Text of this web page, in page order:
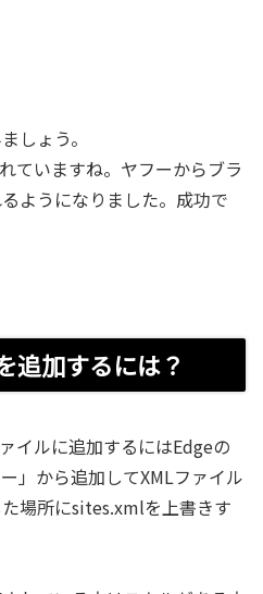
しょう。
ていますね。ヤフーからブラ
ようになりました。成功で
追加するには？
イルに追加するにはEdgeの
」から追加してXMLファイル
場所にsites.xmlを上書きす